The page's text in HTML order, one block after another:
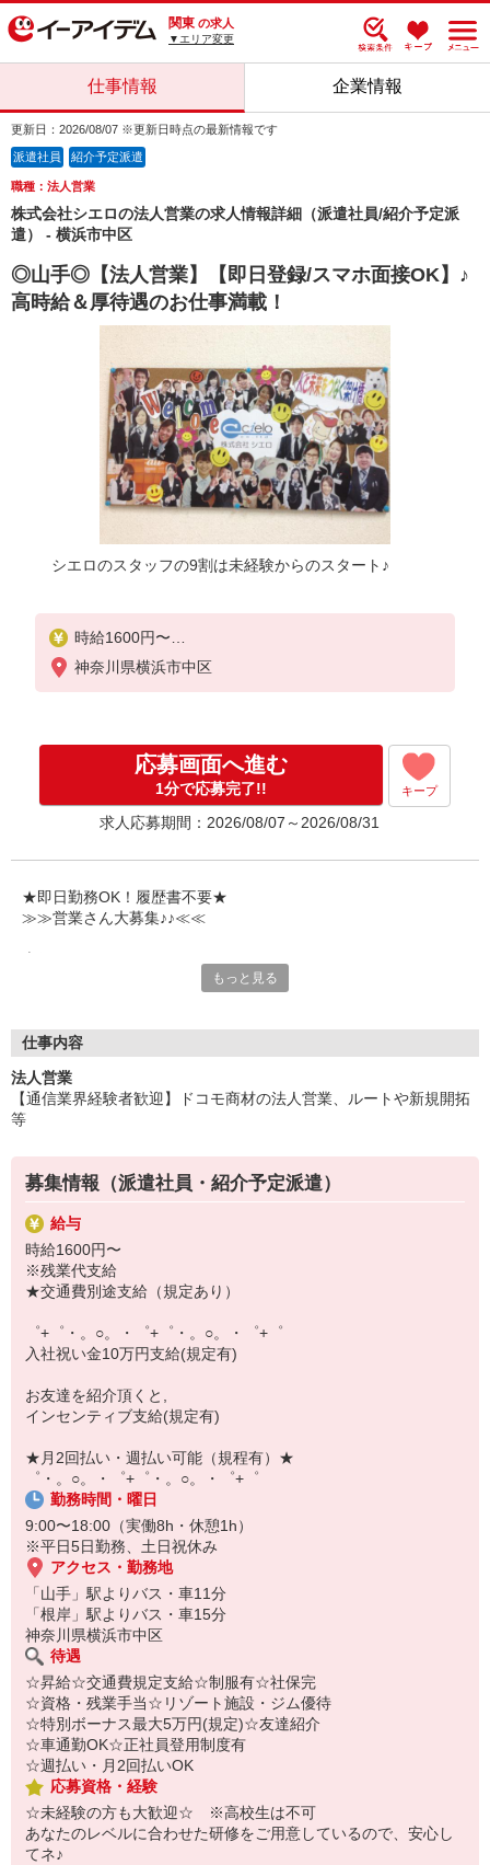
関東 の求人
▼エリア変更
仕事情報 企業情報
更新日：2026/08/07 ※更新日時点の最新情報です
派遣社員 紹介予定派遣
職種：法人営業
株式会社シエロの法人営業の求人情報詳細（派遣社員/紹介予定派
遣） - 横浜市中区
◎山手◎【法人営業】【即日登録/スマホ面接OK】♪
高時給＆厚待遇のお仕事満載！
シエロのスタッフの9割は未経験からのスタート♪
時給1600円〜
※残業代支給
★交通費別途支給（規定あり）
入社祝い金10万円支給(規定有)
お友達を紹介頂くと,
インセンティブ支給(規定有)
゜・。○。・゜+゜・。○。・゜+゜
神奈川県横浜市中区
応募画面へ進む
1分で応募完了!! キープ
求人応募期間：2026/08/07～2026/08/31
★即日勤務OK！履歴書不要★
≫≫営業さん大募集♪♪≪≪
職場での不安や悩み事があれば
充実の福利厚生、各種施設利用の特典など、
お仕事以外も充実させたいあなたの味方です♪
【選べるお仕事いろいろ】
事務、経理、データ入力、コールセンター、受付
機械/食品製造・梱包・仕分け・加工・組立・検査
▼美容系
眉毛サロンのアイブロウ・ネイリスト・エステ
▼営業・販売
▼人気案件も多数♪
短期・期間限定・オープニング・官公庁案件
【スマホ面接実施中】
自宅に居ながらスマホでカンタン面接OK！
オンライン面談なのでスピード対応。
即日登録もOK♪
気になった方はお気軽にご相談ください！
もっと見る
仕事内容
法人営業
【通信業界経験者歓迎】ドコモ商材の法人営業、ルートや新規開拓
等
募集情報（派遣社員・紹介予定派遣）
給与
時給1600円〜
※残業代支給
★交通費別途支給（規定あり）
゜+゜・。○。・゜+゜・。○。・゜+゜
入社祝い金10万円支給(規定有)
お友達を紹介頂くと,
インセンティブ支給(規定有)
★月2回払い・週払い可能（規程有）★
゜・。○。・゜+゜・。○。・゜+゜
勤務時間・曜日
9:00〜18:00（実働8h・休憩1h）
※平日5日勤務、土日祝休み
アクセス・勤務地
「山手」駅よりバス・車11分
「根岸」駅よりバス・車15分
神奈川県横浜市中区
待遇
☆昇給☆交通費規定支給☆制服有☆社保完
☆資格・残業手当☆リゾート施設・ジム優待
☆特別ボーナス最大5万円(規定)☆友達紹介
☆車通勤OK☆正社員登用制度有
☆週払い・月2回払いOK
応募資格・経験
☆未経験の方も大歓迎☆ ※高校生は不可
あなたのレベルに合わせた研修をご用意しているので、安心し
てネ♪